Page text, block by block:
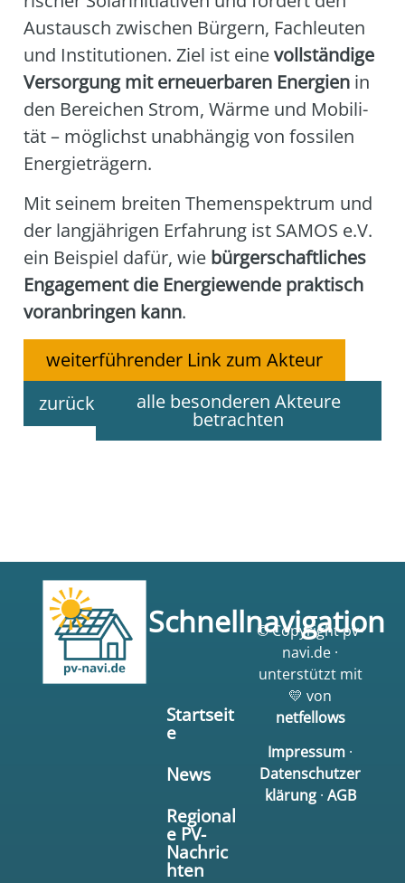
Aus­tausch zwi­schen Bür­gern, Fach­leu­ten
und Insti­tu­tio­nen. Ziel ist einevoll­stän­di­ge
Ver­sor­gung mit erneu­er­ba­ren Ener­gien in
den Berei­chen Strom, Wär­me und Mobi­li­
tät – mög­lichst unab­hän­gig von fos­si­len
Ener­gie­trä­gern.
Mit sei­nem brei­ten The­men­spek­trum und
der lang­jäh­ri­gen Erfah­rung ist SAMOS e.V.
ein Bei­spiel dafür, wie bür­ger­schaft­li­ches
Enga­ge­ment die Ener­gie­wen­de prak­tisch
vor­an­brin­gen kann.
weiterführender Link zum Akteur
zurück
alle besonderen Akteure
betrachten
Schnellnavigation
Startseit
e
News
Regional
e PV-
Nachric
hten
© Copyright pv-
navi.de ·
unterstützt mit
💛 von
netfellows
Impressum ·
Datenschutzer
klärung· AGB